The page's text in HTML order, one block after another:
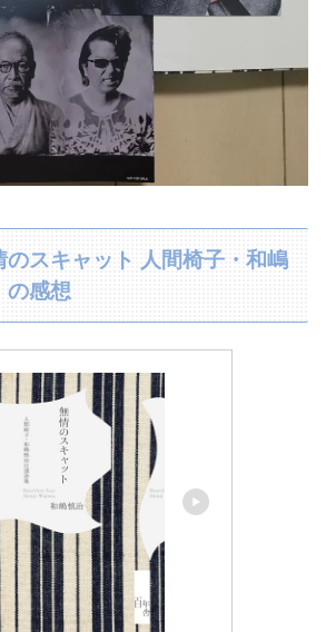
のスキャット 人間椅子・和嶋
の感想